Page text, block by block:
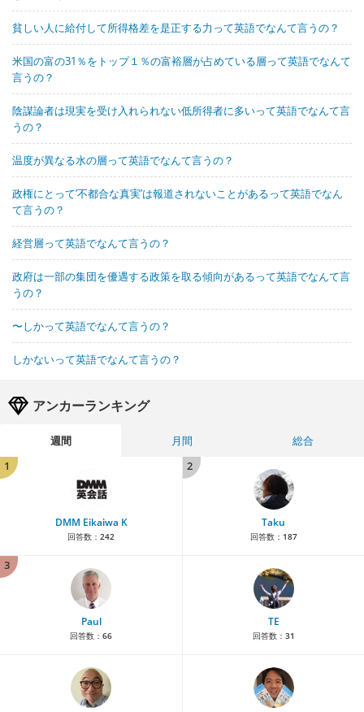
貧しい人に給付して所得格差を是正する力って英語でなんて言うの？
米国の富の31％をトップ１％の富裕層が占めている層って英語でなんて
言うの？
陰謀論者は現実を受け入れられない低所得者に多いって英語でなんて言
うの？
温度が異なる水の層って英語でなんて言うの？
政権にとって’不都合な真実’は報道されないことがあるって英語でなん
て言うの？
経営層って英語でなんて言うの？
政府は一部の集団を優遇する政策を取る傾向があるって英語でなんて言
うの？
〜しかって英語でなんて言うの？
しかないって英語でなんて言うの？
アンカーランキング
週間 月間
総合
1
DMM Eikaiwa K
回答数： 242
2
Taku
回答数： 187
3
Paul
回答数： 66
TE
回答数： 31